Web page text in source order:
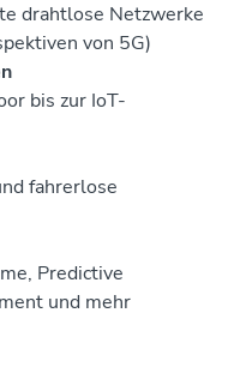
drahtlose Netzwerke
von 5G)
bis zur IoT-
fahrerlose
Predictive
und mehr